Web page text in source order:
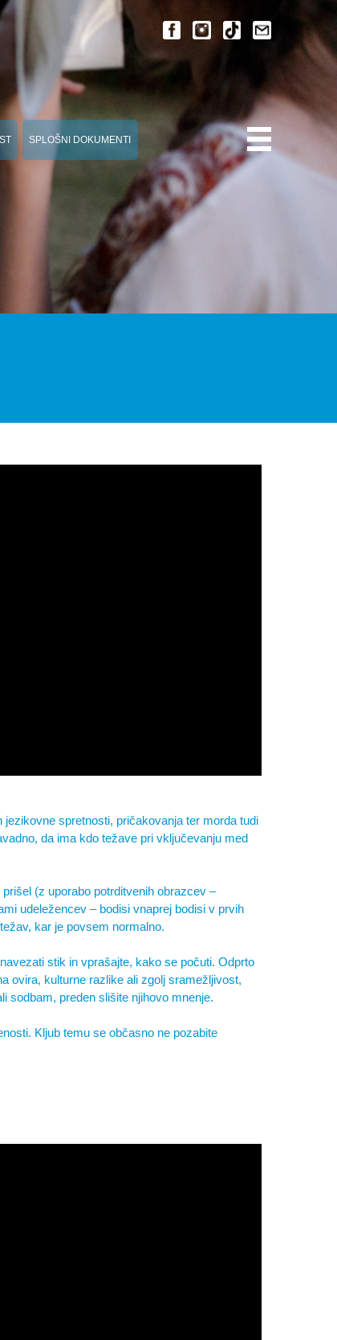
SPLOŠNI DOKUMENTI
spretnosti, pričakovanja ter morda tudi
da ima kdo težave pri vključevanju med
(z uporabo potrditvenih obrazcev –
udeležencev – bodisi vnaprej bodisi v prvih
kar je povsem normalno.
stik in vprašajte, kako se počuti. Odprto
ovira, kulturne razlike ali zgolj sramežljivost,
sodbam, preden slišite njihovo mnenje.
Kljub temu se občasno ne pozabite